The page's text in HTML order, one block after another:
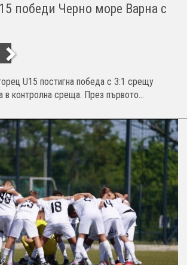
победи Черно море Варна с
U15 постигна победа с 3:1 срещу
в контролна среща. През първото...